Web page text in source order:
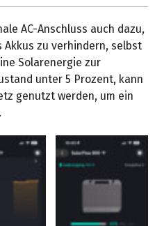
AC-Anschluss auch dazu,
zu verhindern, selbst
Solarenergie zur
unter 5 Prozent, kann
genutzt werden, um ein